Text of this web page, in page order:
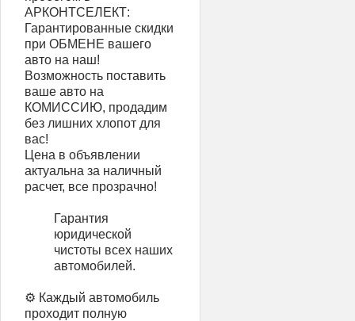
АРКОНТСЕЛЕКТ:
Гарантированные скидки
при ОБМЕНЕ вашего
авто на наш!
Возможность поставить
ваше авто на
КОМИССИЮ, продадим
без лишних хлопот для
вас!
Цена в объявлении
актуальна за наличный
расчет, все прозрачно!
Гарантия
юридической
чистоты всех наших
автомобилей.
⚙️ Каждый автомобиль
проходит полную